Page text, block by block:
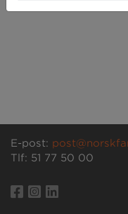
E-post:
Tlf: 51 77 50 00